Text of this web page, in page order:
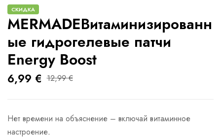
СКИДКА
MERMADEВитаминизированн
ые гидрогелевые патчи
Energy Boost
12,99€
6,99 €
Нет времени на объяснение – включай витаминное
настроение.